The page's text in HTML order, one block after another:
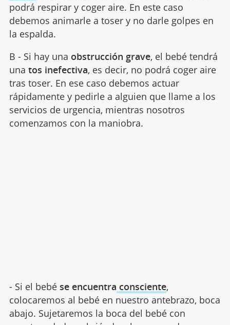
podrá respirar y coger aire. En este caso
debemos animarle a toser y no darle golpes en
la espalda.
B - Si hay una obstrucción grave, el bebé tendrá
una tos inefectiva, es decir, no podrá coger aire
tras toser. En ese caso debemos actuar
rápidamente y pedirle a alguien que llame a los
servicios de urgencia, mientras nosotros
comenzamos con la maniobra.
- Si el bebése encuentra consciente,
colocaremos al bebé en nuestro antebrazo, boca
abajo. Sujetaremos la boca del bebé con